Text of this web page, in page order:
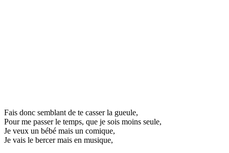
Fais donc semblant de te casser la gueule,
Pour me passer le temps, que je sois moins seule,
Je veux un bébé mais un comique,
Je vais le bercer mais en musique,